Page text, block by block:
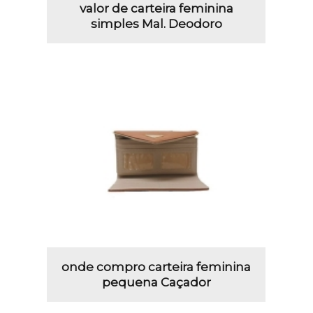
valor de carteira feminina
simples Mal. Deodoro
onde compro carteira feminina
pequena Caçador